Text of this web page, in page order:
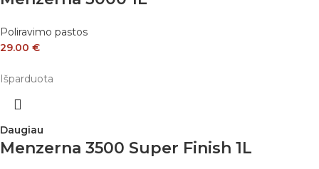
Poliravimo pastos
29.00 €
Išparduota
Daugiau
Menzerna 3500 Super Finish 1L